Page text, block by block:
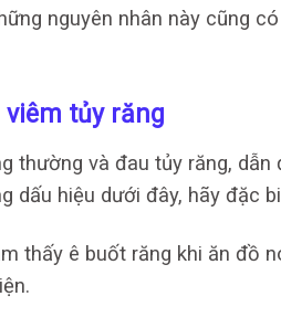
nguyên nhân này cũng
tủy răng
thường và đau tủy răng, dẫn
dấu hiệu dưới đây, hãy đặc
thấy ê buốt răng khi ăn đồ